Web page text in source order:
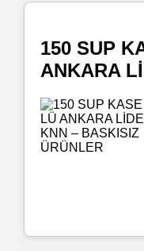
Rulo
Islak
150 SUP
ANKARA